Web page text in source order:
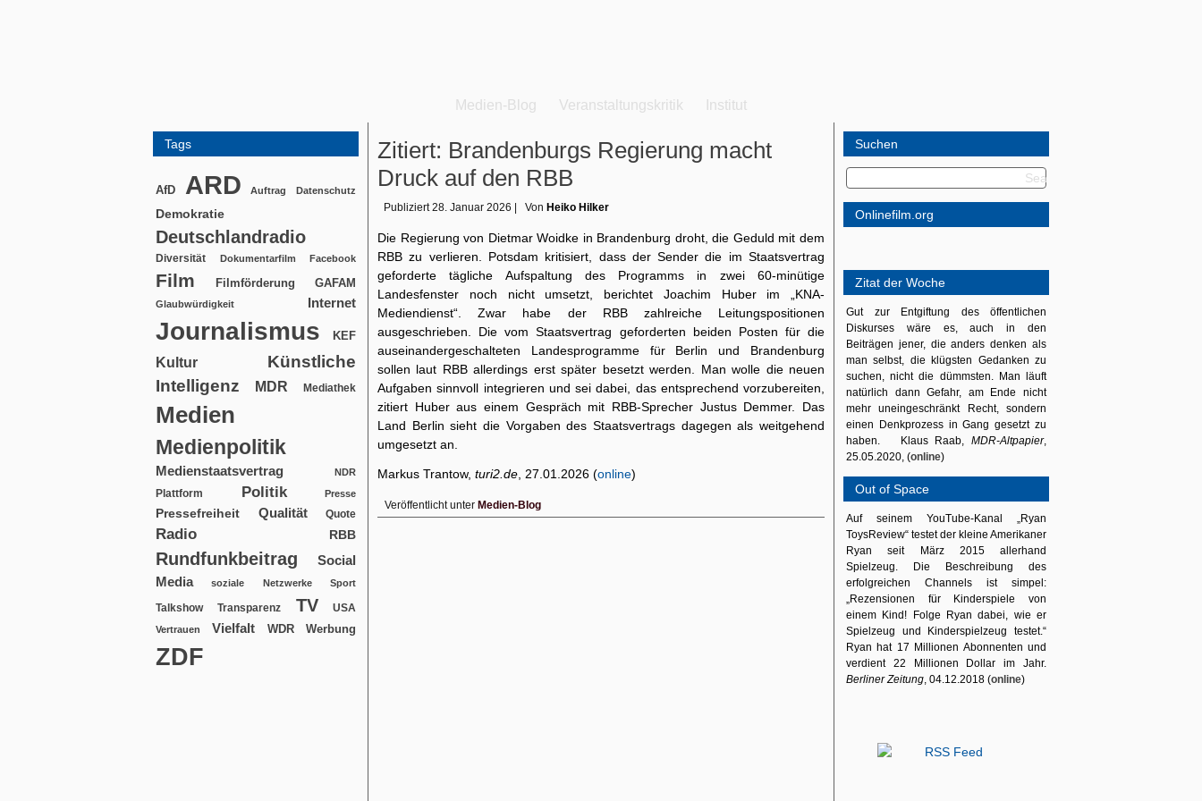
Medien-Blog Veranstaltungskritik Institut
Tags
AfD ARD Auftrag Datenschutz
Demokratie
Deutschlandradio
Diversität Dokumentarfilm Facebook
Film Filmförderung GAFAM
Glaubwürdigkeit Internet
Journalismus KEF
Kultur
Künstliche
Intelligenz
MDR Mediathek
Medien
Medienpolitik
Medienstaatsvertrag NDR
Plattform Politik Presse
Pressefreiheit Qualität Quote
Radio RBB
Rundfunkbeitrag
Social
Media
soziale Netzwerke Sport
Talkshow Transparenz TV USA
Vertrauen Vielfalt WDR Werbung
ZDF
Zitiert: Brandenburgs Regierung macht
Druck auf den RBB
Publiziert 28. Januar 2026 Von Heiko Hilker
Die Regierung von Dietmar Woidke in Brandenburg droht, die Geduld mit dem
RBB zu verlieren. Potsdam kritisiert, dass der Sender die im Staatsvertrag
geforderte tägliche Aufspaltung des Programms in zwei 60-minütige
Landesfenster noch nicht umsetzt, berichtet Joachim Huber im „KNA-
Mediendienst“. Zwar habe der RBB zahlreiche Leitungspositionen
ausgeschrieben. Die vom Staatsvertrag geforderten beiden Posten für die
auseinandergeschalteten Landesprogramme für Berlin und Brandenburg
sollen laut RBB allerdings erst später besetzt werden. Man wolle die neuen
Aufgaben sinnvoll integrieren und sei dabei, das entsprechend vorzubereiten,
zitiert Huber aus einem Gespräch mit RBB-Sprecher Justus Demmer. Das
Land Berlin sieht die Vorgaben des Staatsvertrags dagegen als weitgehend
umgesetzt an.
Markus Trantow, turi2.de , 27.01.2026 (online)
Veröffentlicht unter Medien-Blog
Suchen
Onlinefilm.org
Zitat der Woche
Gut zur Entgiftung des öffentlichen
Diskurses wäre es, auch in den
Beiträgen jener, die anders denken als
man selbst, die klügsten Gedanken zu
suchen, nicht die dümmsten. Man läuft
natürlich dann Gefahr, am Ende nicht
mehr uneingeschränkt Recht, sondern
einen Denkprozess in Gang gesetzt zu
haben. Klaus Raab, MDR-Altpapier,
25.05.2020, (online)
Out of Space
Auf seinem YouTube-Kanal „Ryan
ToysReview“ testet der kleine Amerikaner
Ryan seit März 2015 allerhand
Spielzeug. Die Beschreibung des
erfolgreichen Channels ist simpel:
„Rezensionen für Kinderspiele von
einem Kind! Folge Ryan dabei, wie er
Spielzeug und Kinderspielzeug testet.“
Ryan hat 17 Millionen Abonnenten und
verdient 22 Millionen Dollar im Jahr.
Berliner Zeitung, 04.12.2018 (online)